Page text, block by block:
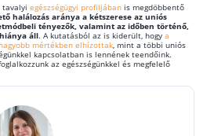
tavalyi egészségügyi profiljában is megdöbbentő
halálozás aránya a kétszerese az uniós
tényezők, valamint az időben történő,
áll. A kutatásból az is kiderült, hogy a
mértékben elhízottak , mint a többi uniós
kapcsolatban is lennének teendőink.
az egészségünkkel és megfelelő